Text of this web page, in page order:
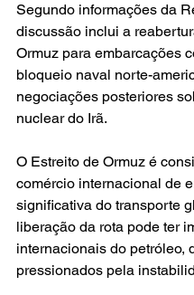
Segundo informações da
discussão inclui a
Ormuz para embarcações
bloqueio naval norte-
negociações posteriores
nuclear do Irã.
O Estreito de Ormuz é
comércio internacional de
significativa do transporte
liberação da rota pode ter
internacionais do petróleo,
pressionados pela